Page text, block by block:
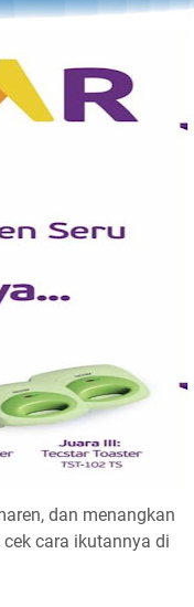
dan menangkan
cara ikutannya di